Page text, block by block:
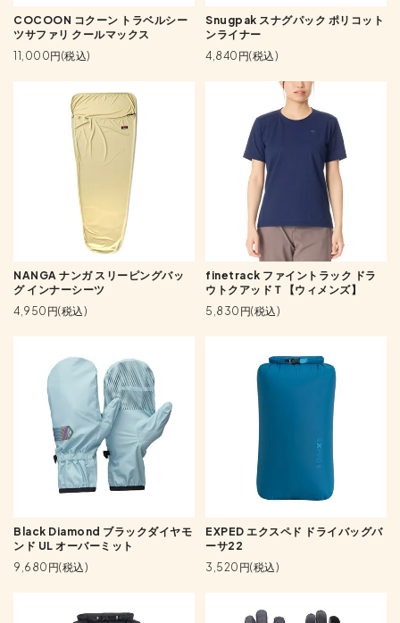
COCOON コクーン トラベルシー
ツサファリ クールマックス
11,000円(税込)
Snugpak スナグパック ポリコット
ンライナー
4,840円(税込)
NANGA ナンガ スリーピングバッ
グ インナーシーツ
4,950円(税込)
finetrack ファイントラック ドラ
ウトクアッドＴ【ウィメンズ】
5,830円(税込)
Black Diamond ブラックダイヤモ
ンド UL オーバーミット
9,680円(税込)
EXPED エクスペド ドライバッグバ
ーサ22
3,520円(税込)